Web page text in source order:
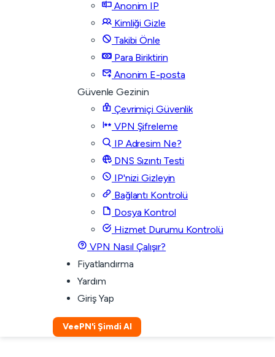
Anonim IP
Kimliği Gizle
Takibi Önle
Para Biriktirin
Anonim E-posta
Güvenle Gezinin
Çevrimiçi Güvenlik
VPN Şifreleme
IP Adresim Ne?
DNS Sızıntı Testi
IP'nizi Gizleyin
Bağlantı Kontrolü
Dosya Kontrol
Hizmet Durumu Kontrolü
VPN Nasıl Çalışır?
Fiyatlandırma
Yardım
Giriş Yap
VeePN'i Şimdi Al